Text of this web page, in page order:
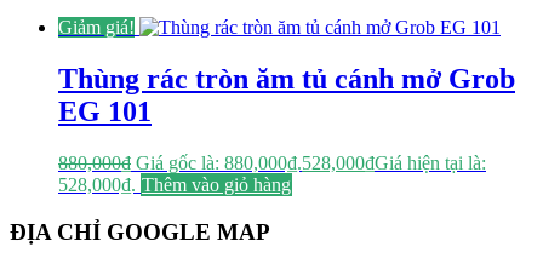
Giảm giá!
Thùng rác tròn ăm tủ cánh mở Grob
EG 101
880,000₫ Giá gốc là: 880,000₫.528,000₫Giá hiện tại là:
528,000₫. Thêm vào giỏ hàng
ĐỊA CHỈ GOOGLE MAP